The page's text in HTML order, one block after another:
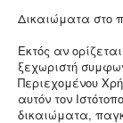
Δικαιώματα στο
Εκτός αν
ξεχωριστή
Περιεχομένου
αυτόν τον
δικαιώματα,